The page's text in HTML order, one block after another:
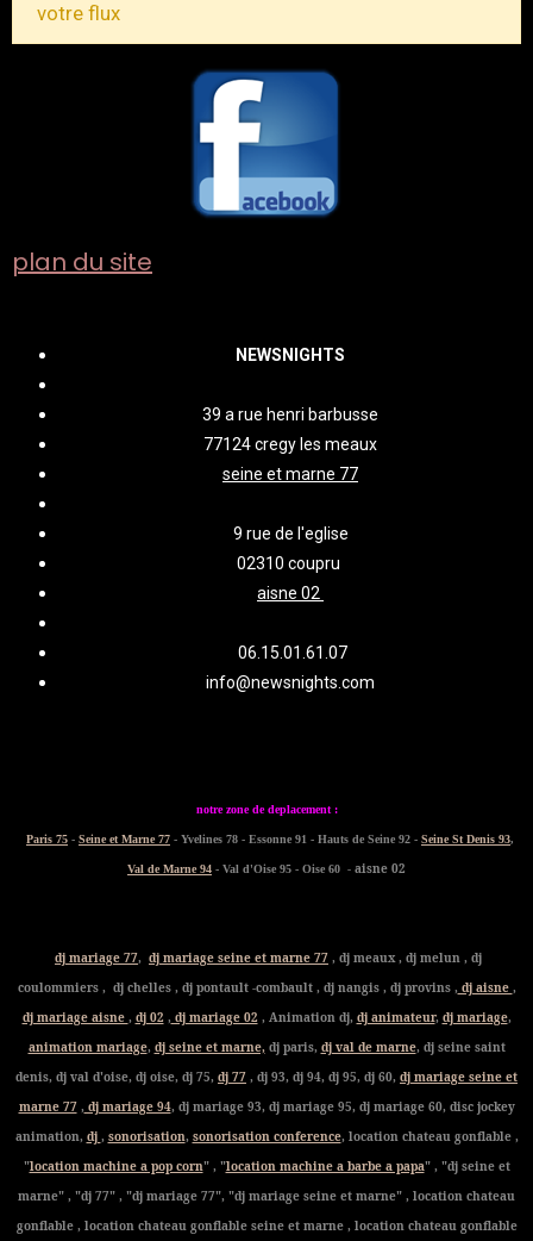
votre flux
plan du site
NEWSNIGHTS
39 a rue henri barbusse
77124 cregy les meaux
seine et marne 77
9 rue de l'eglise
02310 coupru
aisne 02
06.15.01.61.07
info@newsnights.com
notre zone de deplacement :
Paris 75 - Seine et Marne 77 - Yvelines 78 - Essonne 91 - Hauts de Seine 92 - Seine St Denis 93,
Val de Marne 94 - Val d'Oise 95 - Oise 60 - aisne 02
dj mariage 77, dj mariage seine et marne 77 , dj meaux , dj melun , dj
coulommiers , dj chelles , dj pontault -combault , dj nangis , dj provins ,dj aisne ,
dj mariage aisne , dj 02 ,dj mariage 02 , Animation dj, dj animateur, dj mariage,
animation mariage, dj seine et marne,dj paris, dj val de marne, dj seine saint
denis, dj val d'oise, dj oise, dj 75, dj 77 , dj 93, dj 94, dj 95, dj 60, dj mariage seine et
marne 77,dj mariage 94, dj mariage 93, dj mariage 95, dj mariage 60, disc jockey
animation, dj , sonorisation, sonorisation conference, location chateau gonflable ,
"location machine a pop corn" , "location machine a barbe a papa" , "dj seine et
marne" , "dj 77" , "dj mariage 77", "dj mariage seine et marne" , location chateau
gonflable , location chateau gonflable seine et marne , location chateau gonflable